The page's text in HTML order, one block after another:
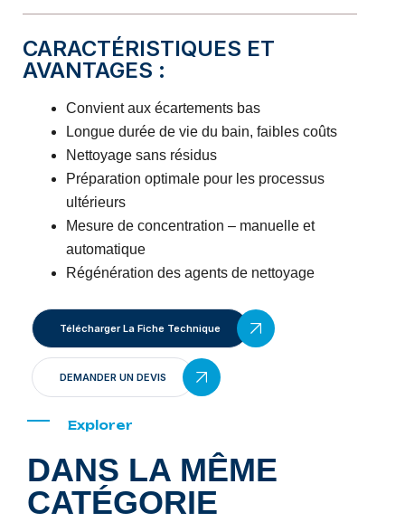
CARACTÉRISTIQUES ET
AVANTAGES :
Convient aux écartements bas
Longue durée de vie du bain, faibles coûts
Nettoyage sans résidus
Préparation optimale pour les processus
ultérieurs
Mesure de concentration – manuelle et
automatique
Régénération des agents de nettoyage
Télécharger La Fiche Technique
DEMANDER UN DEVIS
Explorer
DANS LA MÊME
CATÉGORIE